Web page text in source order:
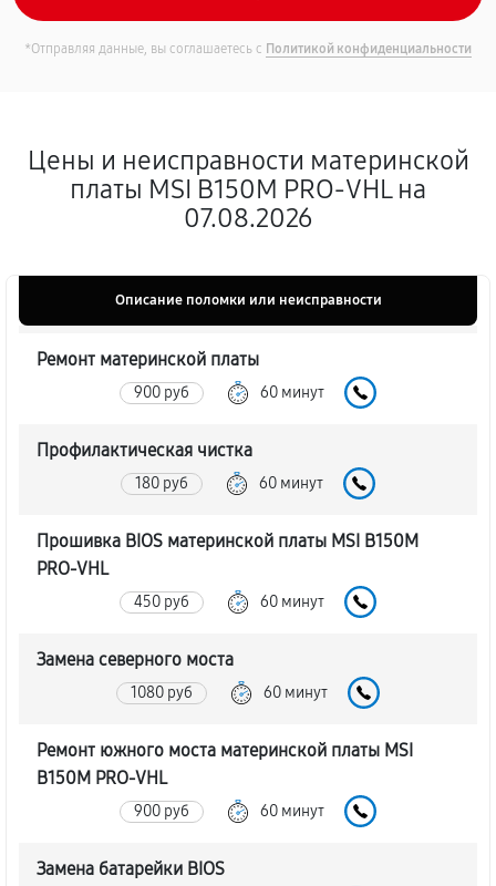
*Отправляя данные, вы соглашаетесь с Политикой конфиденциальности
Цены и неисправности материнской
платы MSI B150M PRO-VHL на
07.08.2026
Описание поломки или неисправности
Ремонт материнской платы
900 руб 60 минут
Профилактическая чистка
180 руб 60 минут
Прошивка BIOS материнской платы MSI B150M
PRO-VHL
450 руб 60 минут
Замена северного моста
1080 руб 60 минут
Ремонт южного моста материнской платы MSI
B150M PRO-VHL
900 руб 60 минут
Замена батарейки BIOS